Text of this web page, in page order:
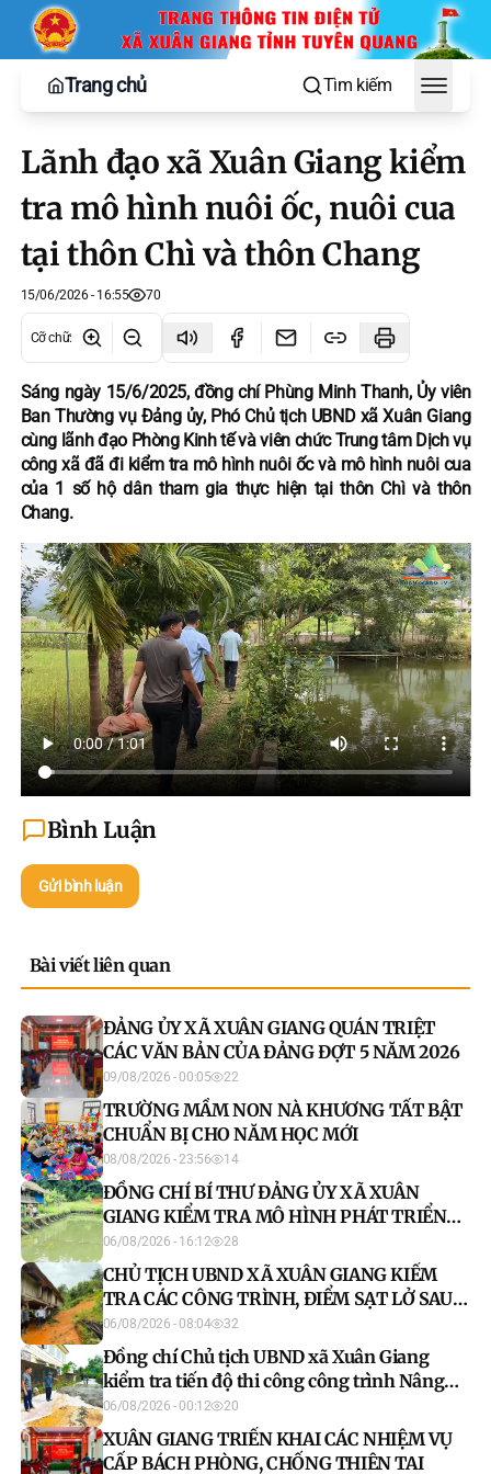
Trang chủ Tìm kiếm
Toggle
Lãnh đạo xã Xuân Giang kiểm
tra mô hình nuôi ốc, nuôi cua
tại thôn Chì và thôn Chang
15/06/2026 - 16:55 70
Cỡ chữ:
Sáng ngày 15/6/2025, đồng chí Phùng Minh Thanh, Ủy viên
Ban Thường vụ Đảng ủy, Phó Chủ tịch UBND xã Xuân Giang
cùng lãnh đạo Phòng Kinh tế và viên chức Trung tâm Dịch vụ
công xã đã đi kiểm tra mô hình nuôi ốc và mô hình nuôi cua
của 1 số hộ dân tham gia thực hiện tại thôn Chì và thôn
Chang.
Bình Luận
Gửi bình luận
Bài viết liên quan
ĐẢNG ỦY XÃ XUÂN GIANG QUÁN TRIỆT
CÁC VĂN BẢN CỦA ĐẢNG ĐỢT 5 NĂM 2026
09/08/2026 - 00:05 22
TRƯỜNG MẦM NON NÀ KHƯƠNG TẤT BẬT
CHUẨN BỊ CHO NĂM HỌC MỚI
08/08/2026 - 23:56 14
ĐỒNG CHÍ BÍ THƯ ĐẢNG ỦY XÃ XUÂN
GIANG KIỂM TRA MÔ HÌNH PHÁT TRIỂN
KINH TẾ SAU MƯA LŨ
06/08/2026 - 16:12 28
CHỦ TỊCH UBND XÃ XUÂN GIANG KIỂM
TRA CÁC CÔNG TRÌNH, ĐIỂM SẠT LỞ SAU
MƯA LŨ.
06/08/2026 - 08:04 32
Đồng chí Chủ tịch UBND xã Xuân Giang
kiểm tra tiến độ thi công công trình Nâng
cấp, cải tạo đường trục thôn, đoạn từ Trường
Mầm non đến khu vực dân cư tổ 3 thôn
Tịnh.
06/08/2026 - 00:12 20
XUÂN GIANG TRIỂN KHAI CÁC NHIỆM VỤ
CẤP BÁCH PHÒNG, CHỐNG THIÊN TAI